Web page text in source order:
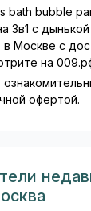
bath bubble
3в1 с дынькой
в Москве с
на
офертой.